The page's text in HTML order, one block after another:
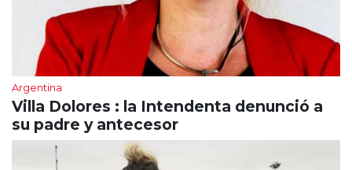
Argentina
Villa Dolores : la Intendenta denunció a
su padre y antecesor